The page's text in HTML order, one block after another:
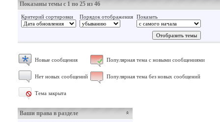
Показаны темы с 1 по 25 из 46
Критерий сортировки Порядок отображения Показать
Новые сообщения Популярная тема с новыми сообщениями
Нет новых сообщений Популярная тема без новых сообщений
Тема закрыта
Ваши права в разделе